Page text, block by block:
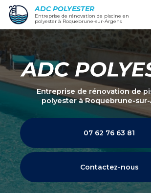
Aller
contenu
principal
ADC POLYESTER
Entreprise de rénovation de piscine en
polyester à Roquebrune-sur-Argens
Entreprise de rénovation de
polyesterà Roquebrune-
07 62 76 63 81
Contactez-nous